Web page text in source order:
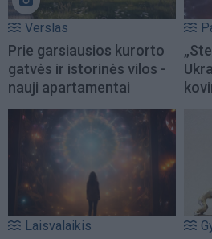
Verslas
Prie garsiausios kurorto
gatvės ir istorinės vilos -
nauji apartamentai
Laisvalaikis